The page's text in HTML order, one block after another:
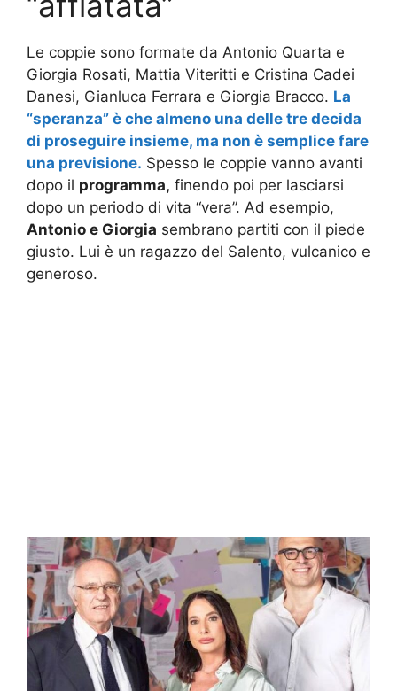
Le coppie sono formate da Antonio Quarta e
Giorgia Rosati, Mattia Viteritti e Cristina Cadei
Danesi, Gianluca Ferrara e Giorgia Bracco. La
“speranza” è che almeno una delle tre decida
di proseguire insieme, ma non è semplice fare
una previsione. Spesso le coppie vanno avanti
dopo il programma, finendo poi per lasciarsi
dopo un periodo di vita “vera”. Ad esempio,
Antonio e Giorgia sembrano partiti con il piede
giusto. Lui è un ragazzo del Salento, vulcanico e
generoso.